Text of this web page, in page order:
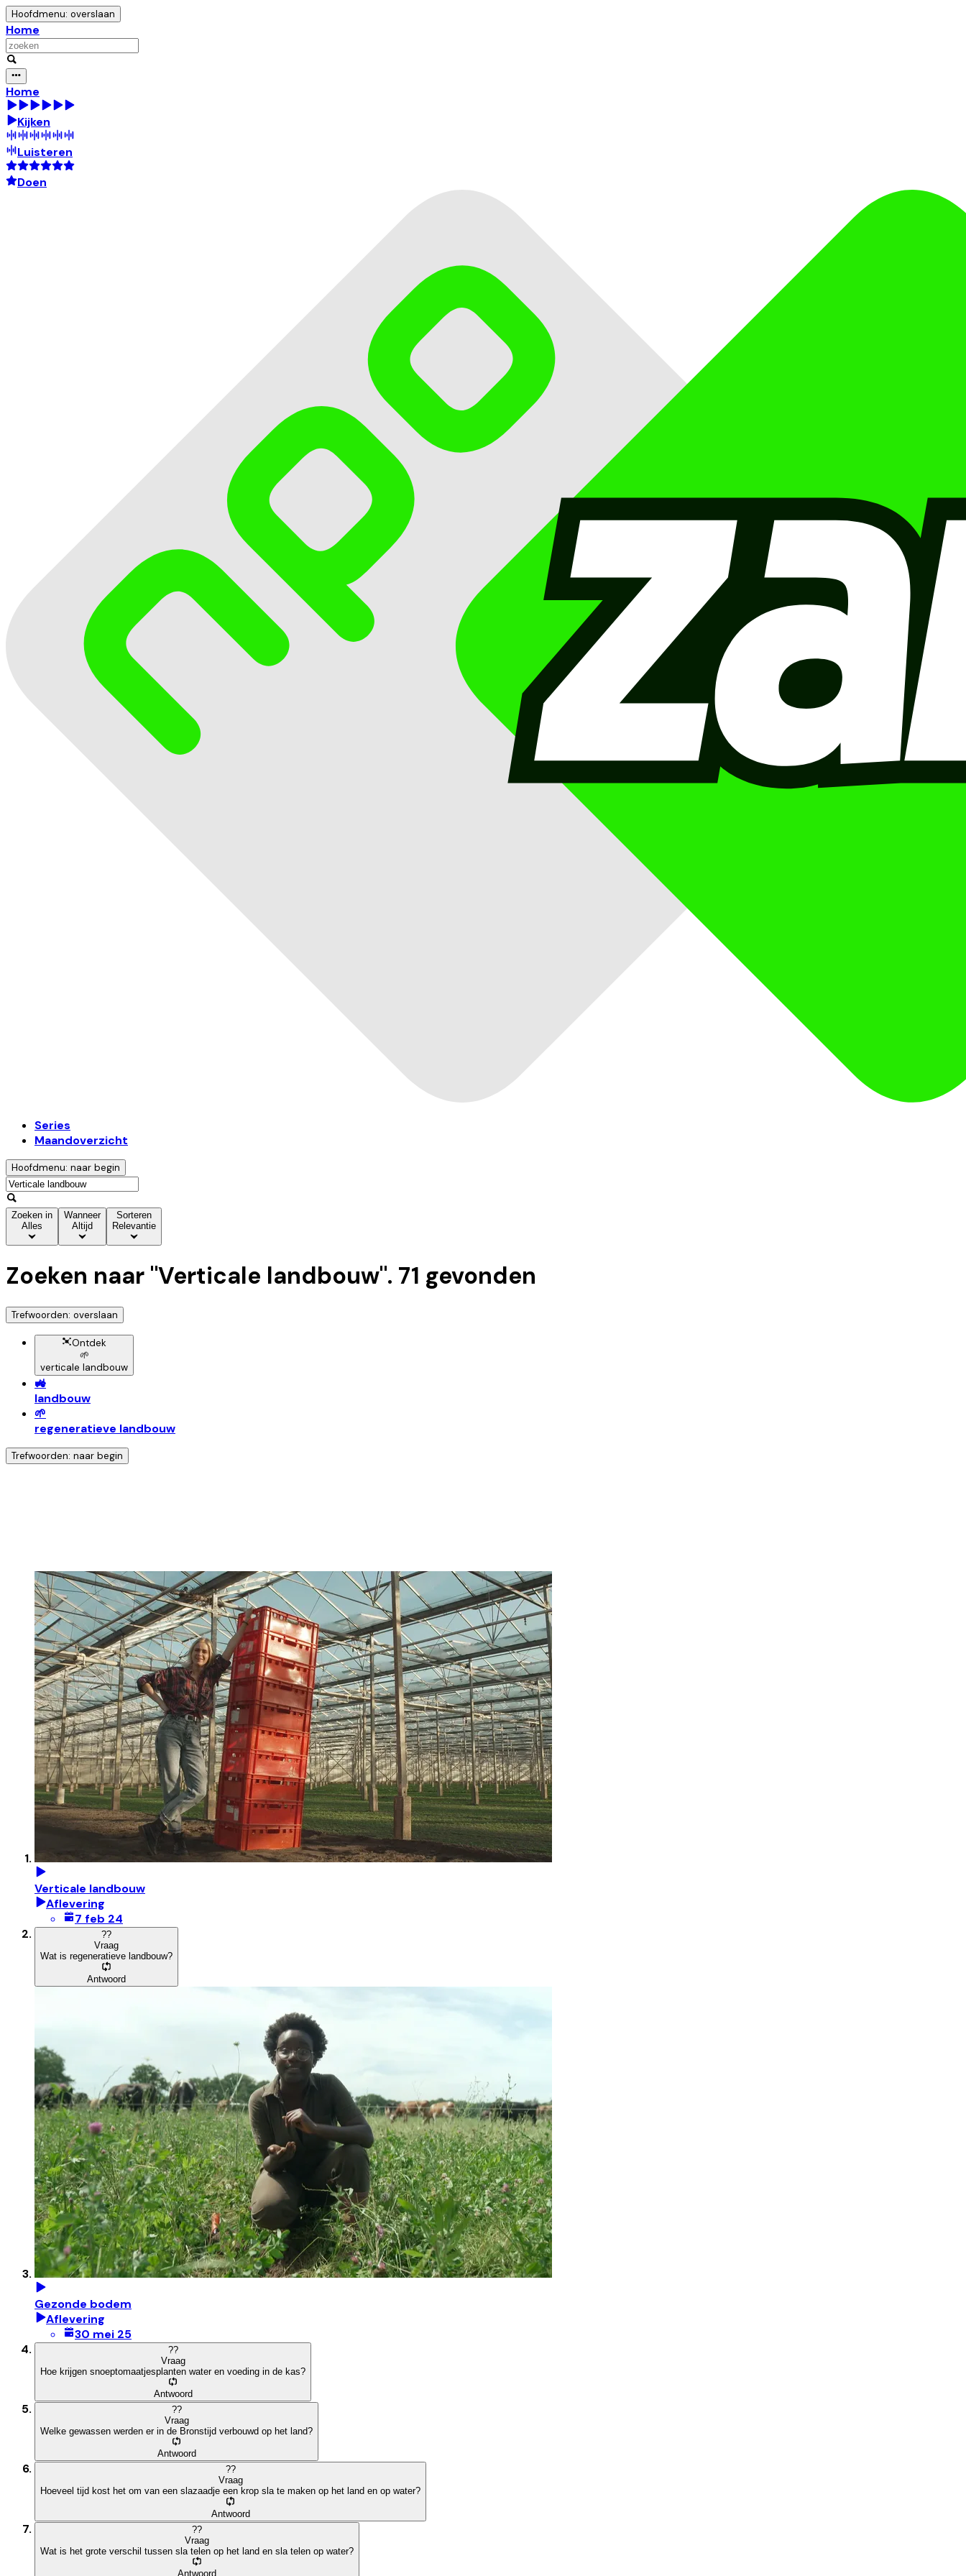
Hoofdmenu: overslaan
Home
Home
Kijken
Luisteren
Doen
Series
Maandoverzicht
Hoofdmenu: naar begin
Zoeken in
Alles
Wanneer
Altijd
Sorteren
Relevantie
Zoeken naar "Verticale landbouw". 71 gevonden
Trefwoorden: overslaan
Ontdek
🌱
verticale landbouw
🚜
landbouw
🌱
regeneratieve landbouw
Trefwoorden: naar begin
Verticale landbouw
Aflevering
7 feb 24
??
Vraag
Wat is regeneratieve landbouw?
Antwoord
Gezonde bodem
Aflevering
30 mei 25
??
Vraag
Hoe krijgen snoeptomaatjesplanten water en voeding in de kas?
Antwoord
??
Vraag
Welke gewassen werden er in de Bronstijd verbouwd op het land?
Antwoord
??
Vraag
Hoeveel tijd kost het om van een slazaadje een krop sla te maken op het land en op water?
Antwoord
??
Vraag
Wat is het grote verschil tussen sla telen op het land en sla telen op water?
Antwoord